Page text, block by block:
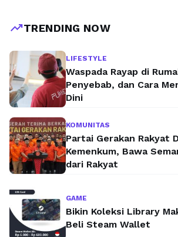
trending_upTRENDING NOW
LIFESTYLE
Waspada Rayap di
Penyebab, dan Cara
Dini
KOMUNITAS
Partai Gerakan Rakyat
Kemenkum, Bawa
dari Rakyat
GAME
Bikin Koleksi Library
Beli Steam Wallet